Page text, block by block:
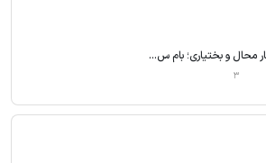
محال و بختیاری؛ بام س...
3